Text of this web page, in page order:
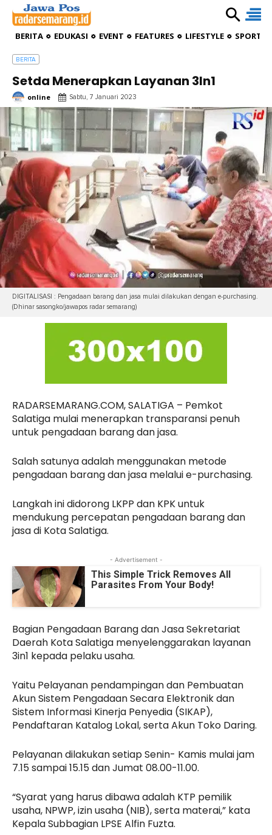
BERITA EDUKASI EVENT FEATURES LIFESTYLE
BERITA
Setda Menerapkan Layanan 3In1
online Sabtu, 7 Januari 2023
DIGITALISASI : Pengadaan barang dan jasa mulai dilakukan dengan e-purchasing.
(Dhinar sasongko/jawapos radar semarang)
RADARSEMARANG.COM, SALATIGA – Pemkot
Salatiga mulai menerapkan transparansi penuh
untuk pengadaan barang dan jasa.
Salah satunya adalah menggunakan metode
pengadaan barang dan jasa melalui e-purchasing.
Langkah ini didorong LKPP dan KPK untuk
mendukung percepatan pengadaan barang dan
jasa di Kota Salatiga.
- Advertisement -
This Simple Trick Removes All
Parasites From Your Body!
Bagian Pengadaan Barang dan Jasa Sekretariat
Daerah Kota Salatiga menyelenggarakan layanan
3in1 kepada pelaku usaha.
Yaitu Pelayanan pendampingan dan Pembuatan
Akun Sistem Pengadaan Secara Elektronik dan
Sistem Informasi Kinerja Penyedia (SIKAP),
Pendaftaran Katalog Lokal, serta Akun Toko Daring.
Pelayanan dilakukan setiap Senin- Kamis mulai jam
7.15 sampai 15.15 dan Jumat 08.00-11.00.
“Syarat yang harus dibawa adalah KTP pemilik
usaha, NPWP, izin usaha (NIB), serta materai,” kata
Kepala Subbagian LPSE Alfin Fuzta.